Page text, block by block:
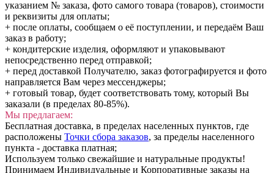
указанием № заказа, фото самого товара (товаров), стоимости
и реквизиты для оплаты;
+ после оплаты, сообщаем о её поступлении, и передаём Ваш
заказ в работу;
+ кондитерские изделия, оформляют и упаковывают
непосредственно перед отправкой;
+ перед доставкой Получателю, заказ фотографируется и фото
направляется Вам через мессенджеры;
+ готовый товар, будет соответствовать тому, который Вы
заказали (в пределах 80-85%).
Мы предлагаем:
Бесплатная доставка, в пределах населенных пунктов, где
расположены Точки сбора заказов, за пределы населенного
пункта - доставка платная;
Используем только свежайшие и натуральные продукты!
Принимаем Индивидуальные и Корпоративные заказы на